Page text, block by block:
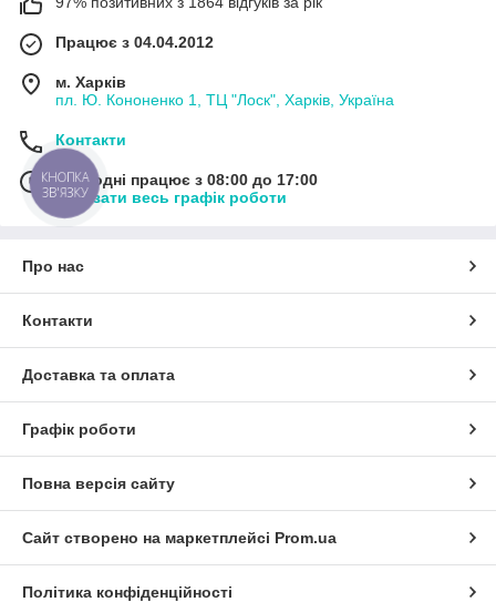
Працює з 04.04.2012
м. Харків
пл. Ю. Кононенко 1, ТЦ "Лоск", Харків, Україна
Контакти
Сьогодні працює з 08:00 до 17:00
Показати весь графік роботи
Про нас
Контакти
Доставка та оплата
Графік роботи
Повна версія сайту
Сайт створено на маркетплейсі Prom.ua
Політика конфіденційності
КНОПКА
ЗВ'ЯЗКУ